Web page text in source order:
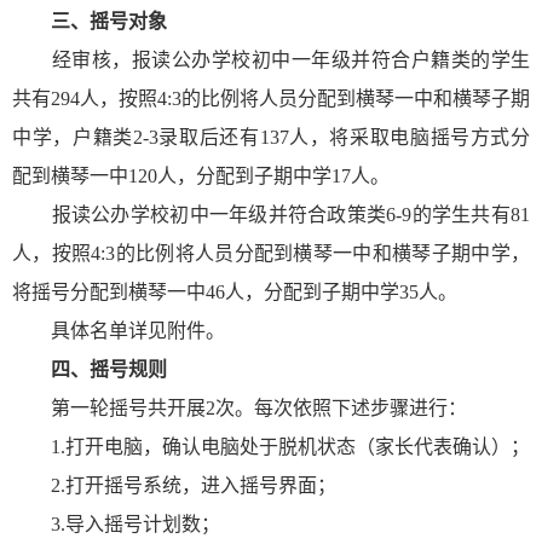
三、摇号对象
经审核，报读公办学校初中一年级并符合户籍类的学生
共有294人，按照4:3的比例将人员分配到横琴一中和横琴子期
中学，户籍类2-3录取后还有137人，将采取电脑摇号方式分
配到横琴一中120人，分配到子期中学17人。
报读公办学校初中一年级并符合政策类6-9的学生共有81
人，按照4:3的比例将人员分配到横琴一中和横琴子期中学，
将摇号分配到横琴一中46人，分配到子期中学35人。
具体名单详见附件。
四、摇号规则
第一轮摇号共开展2次。每次依照下述步骤进行：
1.打开电脑，确认电脑处于脱机状态（家长代表确认）；
2.打开摇号系统，进入摇号界面；
3.导入摇号计划数；